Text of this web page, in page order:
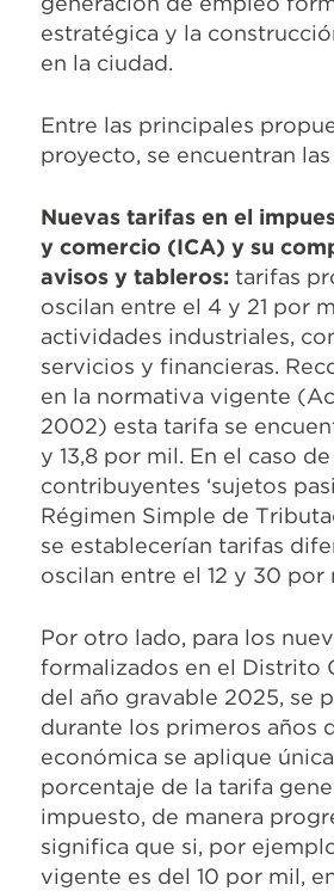
estratégica y la
en la ciudad.
Entre las principales
proyecto, se encuentran
Nuevas tarifas en el
y comercio (ICA) y su
avisos y tableros: tarifas
oscilan entre el 4 y 21 por
actividades industriales,
servicios y financieras.
en la normativa vigente
2002) esta tarifa se
y 13,8 por mil. En el caso
contribuyentes ‘sujetos
Régimen Simple de
se establecerían tarifas
oscilan entre el 12 y 30 por
Por otro lado, para los
formalizados en el Distrito
del año gravable 2025, se
durante los primeros años
económica se aplique
porcentaje de la tarifa
impuesto, de manera
significa que si, por
vigente es del 10 por mil,